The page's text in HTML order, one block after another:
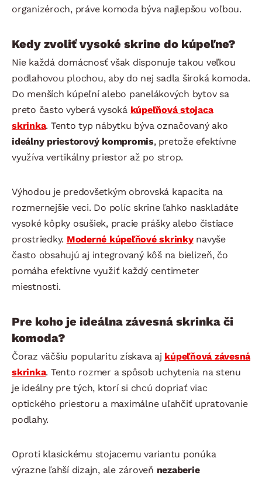
organizéroch, práve komoda býva najlepšou voľbou.
Kedy zvoliť vysoké skrine do kúpeľne?
Nie každá domácnosť však disponuje takou veľkou
podlahovou plochou, aby do nej sadla široká komoda.
Do menších kúpeľní alebo panelákových bytov sa
preto často vyberá vysoká kúpeľňová stojaca
skrinka. Tento typ nábytku býva označovaný ako
ideálny priestorový kompromis, pretože efektívne
využíva vertikálny priestor až po strop.
Výhodou je predovšetkým obrovská kapacita na
rozmernejšie veci. Do políc skrine ľahko naskladáte
vysoké kôpky osušiek, pracie prášky alebo čistiace
prostriedky. Moderné kúpeľňové skrinkynavyše
často obsahujú aj integrovaný kôš na bielizeň, čo
pomáha efektívne využiť každý centimeter
miestnosti.
Pre koho je ideálna závesná skrinka či
komoda?
Čoraz väčšiu popularitu získava aj kúpeľňová závesná
skrinka. Tento rozmer a spôsob uchytenia na stenu
je ideálny pre tých, ktorí si chcú dopriať viac
optického priestoru a maximálne uľahčiť upratovanie
podlahy.
Oproti klasickému stojacemu variantu ponúka
výrazne ľahší dizajn, ale zároveň nezaberie